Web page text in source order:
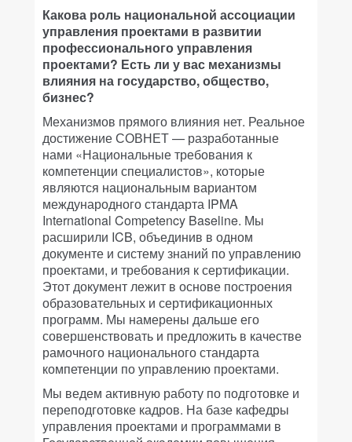
Какова роль национальной ассоциации
управления проектами в развитии
профессионального управления
проектами? Есть ли у вас механизмы
влияния на государство, общество,
бизнес?
Механизмов прямого влияния нет. Реальное
достижение СОВНЕТ — разработанные
нами «Национальные требования к
компетенции специалистов», которые
являются национальным вариантом
международного стандарта IPMA
International Competency Baseline. Мы
расширили ICB, объединив в одном
документе и систему знаний по управлению
проектами, и требования к сертификации.
Этот документ лежит в основе построения
образовательных и сертификационных
программ. Мы намерены дальше его
совершенствовать и предложить в качестве
рамочного национального стандарта
компетенции по управлению проектами.
Мы ведем активную работу по подготовке и
переподготовке кадров. На базе кафедры
управления проектами и программами в